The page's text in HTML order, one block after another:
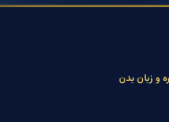
و زبان بدن